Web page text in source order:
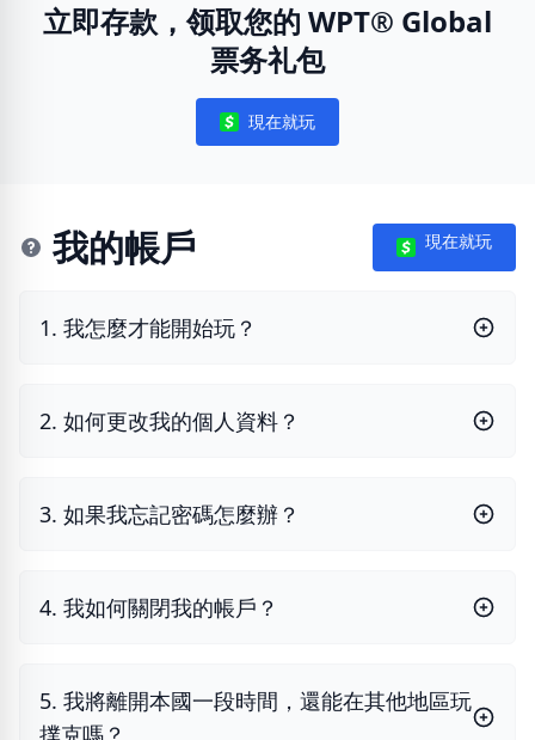
立即存款，领取您的 WPT® Global
票务礼包
Notifications
現在就玩
我的帳戶 現在就玩
1. 我怎麼才能開始玩？
2. 如何更改我的個人資料？
3. 如果我忘記密碼怎麼辦？
4. 我如何關閉我的帳戶？
5. 我將離開本國一段時間，還能在其他地區玩